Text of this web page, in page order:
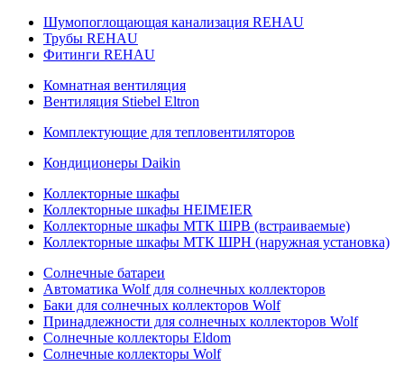
Шумопоглощающая канализация REHAU
Трубы REHAU
Фитинги REHAU
Комнатная вентиляция
Вентиляция Stiebel Eltron
Комплектующие для тепловентиляторов
Кондиционеры Daikin
Коллекторные шкафы
Коллекторные шкафы HEIMEIER
Коллекторные шкафы МТК ШРВ (встраиваемые)
Коллекторные шкафы МТК ШРН (наружная установка)
Солнечные батареи
Автоматика Wolf для солнечных коллекторов
Баки для солнечных коллекторов Wolf
Принадлежности для солнечных коллекторов Wolf
Солнечные коллекторы Eldom
Солнечные коллекторы Wolf